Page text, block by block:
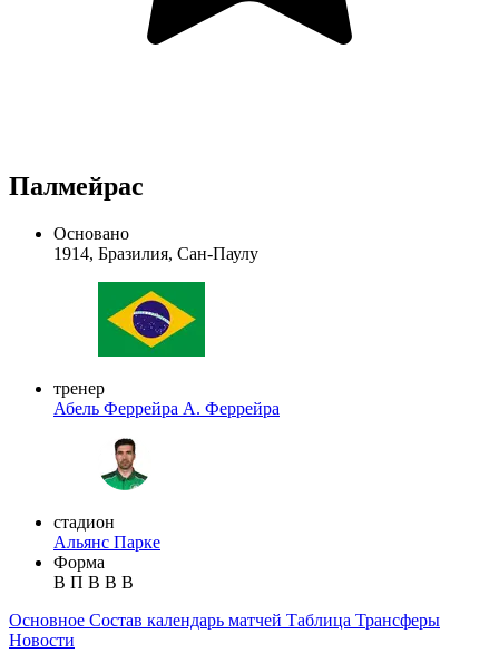
Палмейрас
Основано
1914, Бразилия, Сан-Паулу
тренер
Абель Феррейра А. Феррейра
стадион
Альянс Парке
Форма
В П В В В
Основное Состав календарь матчей Таблица Трансферы
Новости